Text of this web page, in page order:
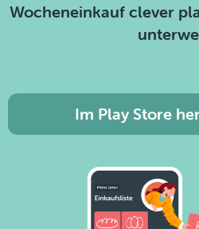
Wocheneinkauf clever
Im Play Store